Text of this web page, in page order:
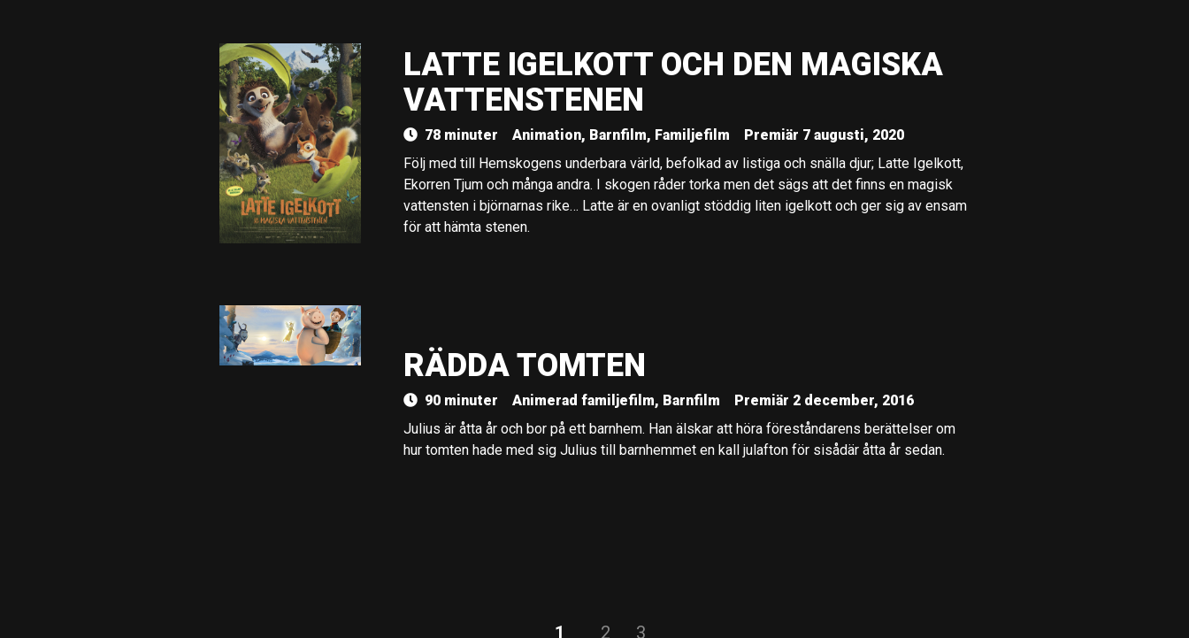
LATTE IGELKOTT OCH DEN MAGISKA
VATTENSTENEN
78 minuter Animation, Barnfilm, Familjefilm
Premiär 7 augusti, 2020
Följ med till Hemskogens underbara värld, befolkad av listiga och snälla djur; Latte Igelkott,
Ekorren Tjum och många andra. I skogen råder torka men det sägs att det finns en magisk
vattensten i björnarnas rike… Latte är en ovanligt stöddig liten igelkott och ger sig av ensam
för att hämta stenen.
RÄDDA TOMTEN
90 minuter Animerad familjefilm, Barnfilm
Premiär 2 december, 2016
Julius är åtta år och bor på ett barnhem. Han älskar att höra föreståndarens berättelser om
hur tomten hade med sig Julius till barnhemmet en kall julafton för sisådär åtta år sedan.
1 2 3